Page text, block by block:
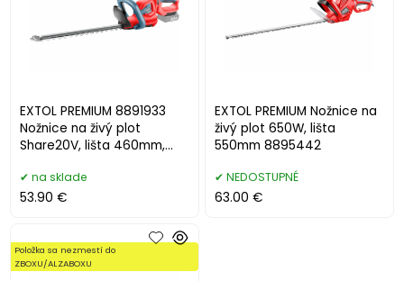
EXTOL PREMIUM 8891933
Nožnice na živý plot
Share20V, lišta 460mm,
na sklade
53.90 €
EXTOL PREMIUM Nožnice na
živý plot 650W, lišta
550mm 8895442
NEDOSTUPNÉ
63.00 €
Položka sa nezmestí do
ZBOXU/ALZABOXU